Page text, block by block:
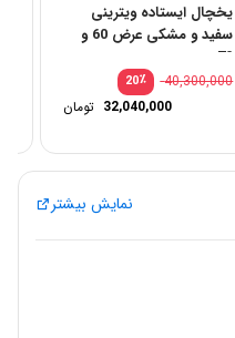
یخچال ایستاده ویترینی
سفید و مشکی عرض 60 و
70
٪20
40,300,000
32,040,000 تومان
نمایش بیشتر